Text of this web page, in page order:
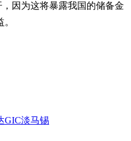
因为这将暴露我国的储备金
GIC淡马锡